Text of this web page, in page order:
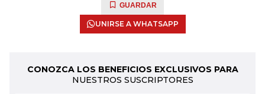
GUARDAR
UNIRSE A WHATSAPP
CONOZCA LOS BENEFICIOS EXCLUSIVOS PARA
NUESTROS SUSCRIPTORES